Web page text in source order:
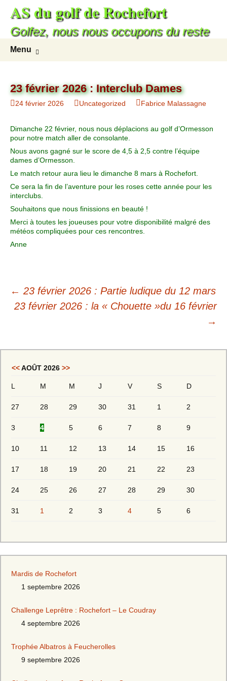
AS du golf de Rochefort
Golfez, nous nous occupons du reste
Menu
23 février 2026 : Interclub Dames
24 février 2026 Uncategorized Fabrice Malassagne
Dimanche 22 février, nous nous déplacions au golf d’Ormesson
pour notre match aller de consolante.
Nous avons gagné sur le score de 4,5 à 2,5 contre l’équipe
dames d’Ormesson.
Le match retour aura lieu le dimanche 8 mars à Rochefort.
Ce sera la fin de l’aventure pour les roses cette année pour les
interclubs.
Souhaitons que nous finissions en beauté !
Merci à toutes les joueuses pour votre disponibilité malgré des
météos compliquées pour ces rencontres.
Anne
← 23 février 2026 : Partie ludique du 12 mars
23 février 2026 : la « Chouette »du 16 février
→
<<AOÛT 2026 >>
L M M J V S D
27 28 29 30 31 1 2
3 4 5 6 7 8 9
10 11 12 13 14 15 16
17 18 19 20 21 22 23
24 25 26 27 28 29 30
31 1 2 3 4 5 6
Mardis de Rochefort
1 septembre 2026
Challenge Leprêtre : Rochefort – Le Coudray
4 septembre 2026
Trophée Albatros à Feucherolles
9 septembre 2026